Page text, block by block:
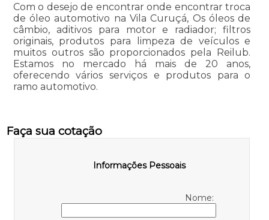
Com o desejo de encontrar onde encontrar troca
de óleo automotivo na Vila Curuçá, Os óleos de
câmbio, aditivos para motor e radiador; filtros
originais, produtos para limpeza de veículos e
muitos outros são proporcionados pela Reilub.
Estamos no mercado há mais de 20 anos,
oferecendo vários serviços e produtos para o
ramo automotivo.
Faça sua cotação
Informações Pessoais
Nome: